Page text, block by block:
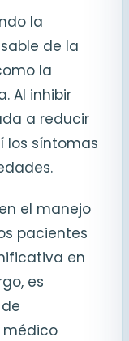
la
de la
la
Al inhibir
a reducir
los síntomas
el manejo
pacientes
en
es
médico